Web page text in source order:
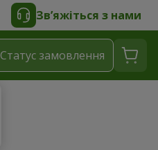
Зв’яжіться з нами
Статус замовлення